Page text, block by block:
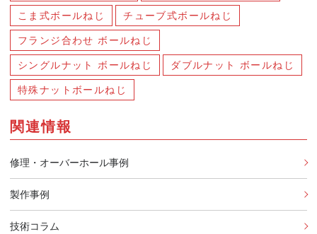
こま式ボールねじ チューブ式ボールねじ
フランジ合わせ ボールねじ
シングルナット ボールねじ ダブルナット ボールねじ
特殊ナットボールねじ
関連情報
修理・オーバーホール事例
製作事例
技術コラム